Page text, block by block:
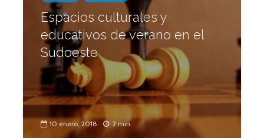
Espacios culturales y
educativos de verano en el
Sudoeste
10 enero, 2018 2 min.